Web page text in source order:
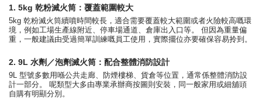
1. 5kg 乾粉滅火筒：覆蓋範圍較大
5kg 乾粉滅火筒續噴時間較長，適合需要覆蓋較大範圍或者火險較高嘅環
境，例如工場生產線附近、停車場通道、倉庫出入口等。 但因為重量偏
重，一般建議由受過簡單訓練嘅員工使用，實際擺位亦要確保容易拎到。
2. 9L 水劑／泡劑滅火筒：配合整體消防設計
9L 型號多數用喺公共走廊、防煙樓梯、貨倉等位置，通常係整體消防設
計一部分。 呢類型大多由專業承辦商按圖則安裝，同一般家用或細舖頭
自購有明顯分別。